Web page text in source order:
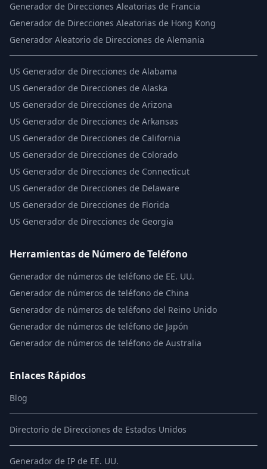
Generador de Direcciones Aleatorias de Francia
Generador de Direcciones Aleatorias de Hong Kong
Generador Aleatorio de Direcciones de Alemania
US Generador de Direcciones de Alabama
US Generador de Direcciones de Alaska
US Generador de Direcciones de Arizona
US Generador de Direcciones de Arkansas
US Generador de Direcciones de California
US Generador de Direcciones de Colorado
US Generador de Direcciones de Connecticut
US Generador de Direcciones de Delaware
US Generador de Direcciones de Florida
US Generador de Direcciones de Georgia
Herramientas de Número de Teléfono
Generador de números de teléfono de EE. UU.
Generador de números de teléfono de China
Generador de números de teléfono del Reino Unido
Generador de números de teléfono de Japón
Generador de números de teléfono de Australia
Enlaces Rápidos
Blog
Directorio de Direcciones de Estados Unidos
Generador de IP de EE. UU.